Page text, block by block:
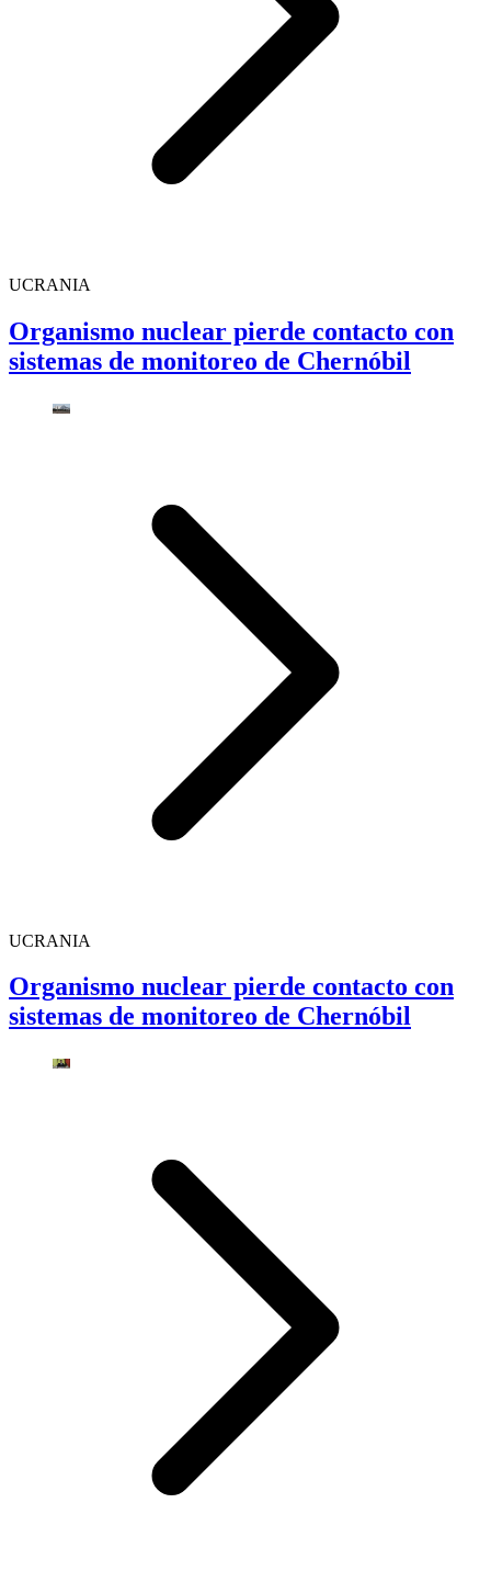
UCRANIA
Organismo nuclear pierde contacto con
sistemas de monitoreo de Chernóbil
UCRANIA
Organismo nuclear pierde contacto con
sistemas de monitoreo de Chernóbil